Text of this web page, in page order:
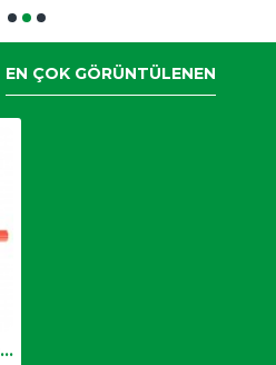
EN ÇOK GÖRÜNTÜLENEN
60CM İlaçlama Tabancası